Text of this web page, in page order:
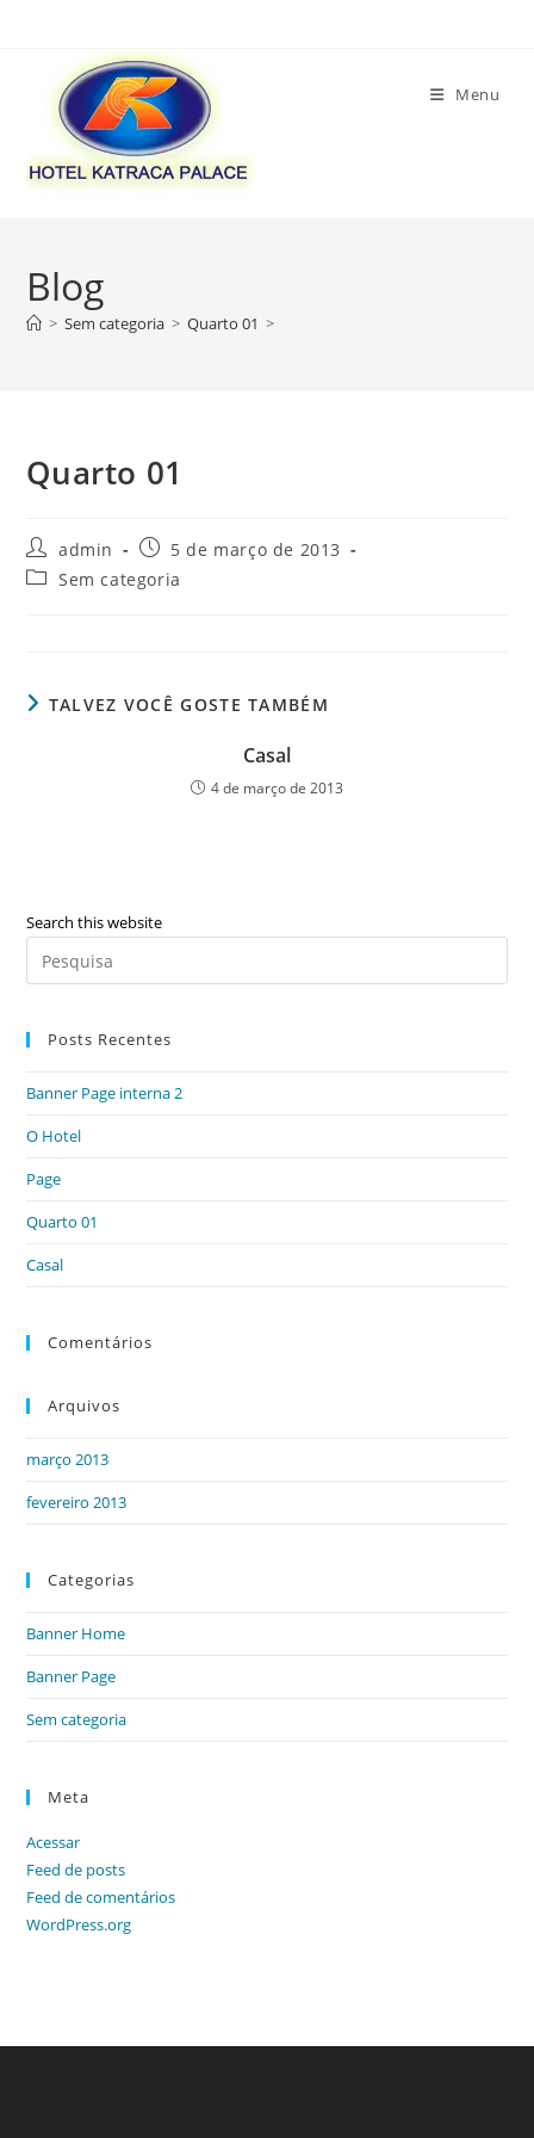
Menu
Blog
> Sem categoria > Quarto 01 >
Quarto 01
Post
author:
admin
Post
published:
5 de março de 2013
PostSem categoria
TALVEZ VOCÊ GOSTE TAMBÉM
Casal
4 de março de 2013
Search this website
Posts Recentes
Banner Page interna 2
O Hotel
Page
Quarto 01
Casal
Comentários
Arquivos
março 2013
fevereiro 2013
Categorias
Banner Home
Banner Page
Sem categoria
Meta
Acessar
Feed de posts
Feed de comentários
WordPress.org